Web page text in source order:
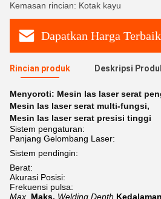
Kemasan rincian: Kotak kayu
Dapatkan Harga Terbaik
Rincian produk Deskripsi
Menyoroti: Mesin las laser serat
Mesin las laser serat multi-fungsi,
Mesin las laser serat presisi tinggi
Sistem pengaturan:
Panjang Gelombang Laser:
Sistem pendingin:
Berat:
Akurasi Posisi:
Frekuensi pulsa:
Max. Maks. Welding Depth Kedalaman